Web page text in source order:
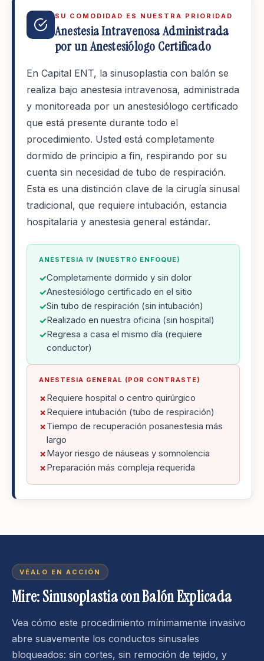
SU COMODIDAD ES NUESTRA PRIORIDAD
Anestesia Intravenosa Administrada
por un Anestesiólogo Certificado
En Capital ENT, la sinusoplastia con balón se
realiza bajo anestesia intravenosa, administrada
y monitoreada por un anestesiólogo certificado
que está presente durante todo el
procedimiento. Usted está completamente
dormido de principio a fin, respirando por su
cuenta sin necesidad de tubo de respiración.
Esta es una distinción clave de la cirugía sinusal
tradicional, que requiere intubación, estancia
hospitalaria y anestesia general estándar.
ANESTESIA IV (NUESTRO ENFOQUE)
✓Completamente dormido y sin dolor
✓Anestesiólogo certificado en el sitio
✓Sin tubo de respiración (sin intubación)
✓Realizado en nuestra oficina (sin hospital)
✓Regresa a casa el mismo día (requiere
conductor)
ANESTESIA GENERAL (POR CONTRASTE)
✗Requiere hospital o centro quirúrgico
✗Requiere intubación (tubo de respiración)
✗Tiempo de recuperación posanestesia más
largo
✗Mayor riesgo de náuseas y somnolencia
✗Preparación más compleja requerida
VÉALO EN ACCIÓN
Mire: Sinusoplastia con Balón Explicada
Vea cómo este procedimiento mínimamente invasivo
abre suavemente los conductos sinusales
bloqueados: sin cortes, sin remoción de tejido, y